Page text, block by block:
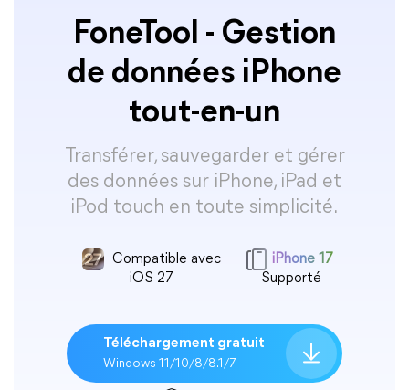
FoneTool - Gestion
de données iPhone
tout-en-un
Transférer, sauvegarder et gérer
des données sur iPhone, iPad et
iPod touch en toute simplicité.
Compatible avec
iOS 27
iPhone 17
Supporté
Téléchargement gratuit
Windows 11/10/8/8.1/7